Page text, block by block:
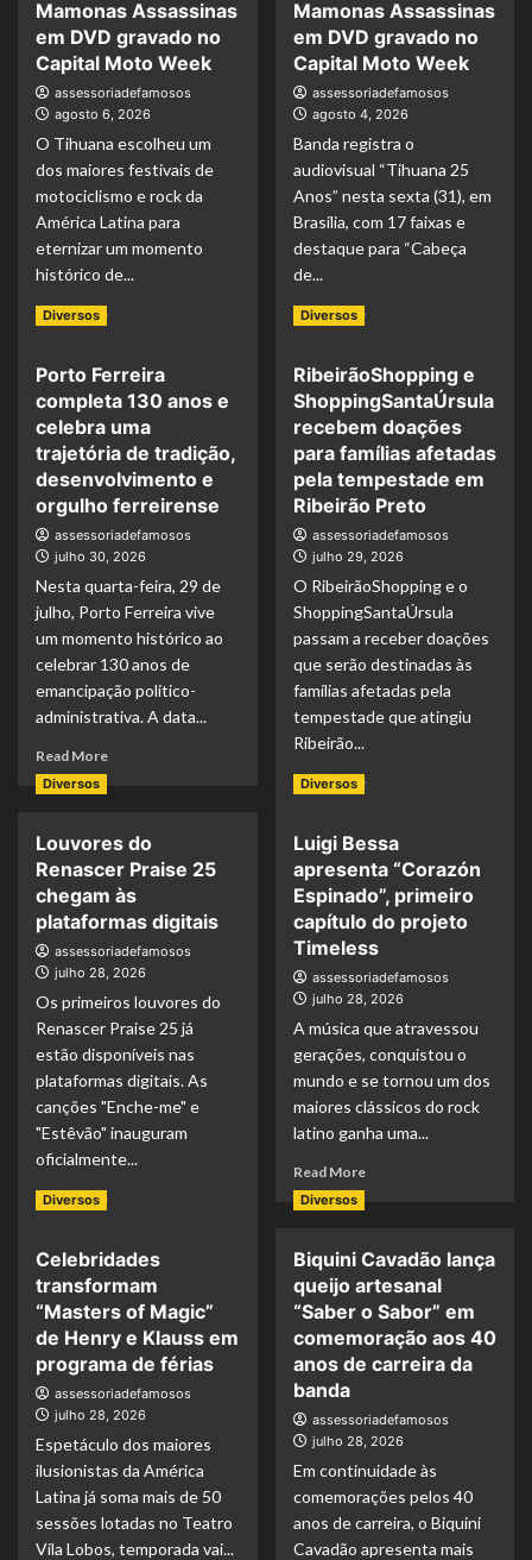
Mamonas Assassinas
em DVD gravado no
Capital Moto Week
assessoriadefamosos
agosto 6, 2026
O Tihuana escolheu um
dos maiores festivais de
motociclismo e rock da
América Latina para
eternizar um momento
histórico de...
Read More
Mamonas Assassinas
em DVD gravado no
Capital Moto Week
assessoriadefamosos
agosto 4, 2026
Banda registra o
audiovisual “Tihuana 25
Anos” nesta sexta (31), em
Brasília, com 17 faixas e
destaque para “Cabeça
de...
Read More
Diversos
Porto Ferreira
completa 130 anos e
celebra uma
trajetória de tradição,
desenvolvimento e
orgulho ferreirense
assessoriadefamosos
julho 30, 2026
Nesta quarta-feira, 29 de
julho, Porto Ferreira vive
um momento histórico ao
celebrar 130 anos de
emancipação político-
administrativa. A data...
Read More
Diversos
RibeirãoShopping e
ShoppingSantaÚrsula
recebem doações
para famílias afetadas
pela tempestade em
Ribeirão Preto
assessoriadefamosos
julho 29, 2026
O RibeirãoShopping e o
ShoppingSantaÚrsula
passam a receber doações
que serão destinadas às
famílias afetadas pela
tempestade que atingiu
Ribeirão...
Read More
Diversos
Louvores do
Renascer Praise 25
chegam às
plataformas digitais
assessoriadefamosos
julho 28, 2026
Os primeiros louvores do
Renascer Praise 25 já
estão disponíveis nas
plataformas digitais. As
canções "Enche-me" e
"Estêvão" inauguram
oficialmente...
Read More
Diversos
Luigi Bessa
apresenta “Corazón
Espinado”, primeiro
capítulo do projeto
Timeless
assessoriadefamosos
julho 28, 2026
A música que atravessou
gerações, conquistou o
mundo e se tornou um dos
maiores clássicos do rock
latino ganha uma...
Read More
Diversos
Celebridades
transformam
“Masters of Magic”
de Henry e Klauss em
programa de férias
assessoriadefamosos
julho 28, 2026
Espetáculo dos maiores
ilusionistas da América
Latina já soma mais de 50
sessões lotadas no Teatro
Vila Lobos, temporada vai...
Diversos
Biquini Cavadão lança
queijo artesanal
“Saber o Sabor” em
comemoração aos 40
anos de carreira da
banda
assessoriadefamosos
julho 28, 2026
Em continuidade às
comemorações pelos 40
anos de carreira, o Biquini
Cavadão apresenta mais